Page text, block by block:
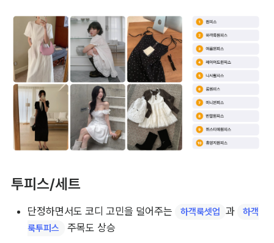
투피스/세트
단정하면서도 코디 고민을 덜어주는 하객룩셋업 과
하객
룩투피스
주목도 상승